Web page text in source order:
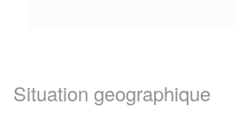
Situation geographique